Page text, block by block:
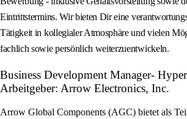
Eintrittstermins. Wir bieten Dir eine
Tätigkeit in kollegialer Atmosphäre und vielen
fachlich sowie persönlich weiterzuentwickeln.
Business Development Manager-
Arbeitgeber: Arrow Electronics, Inc.
Arrow Global Components (AGC) bietet als